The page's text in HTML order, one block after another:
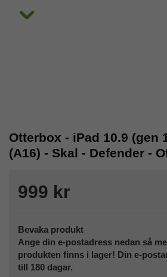
Otterbox - iPad 10.9 (gen
(A16) - Skal - Defender -
999 kr
Bevaka produkt
Ange din e-postadress nedan så
produkten finns i lager! Din e-
till 180 dagar.